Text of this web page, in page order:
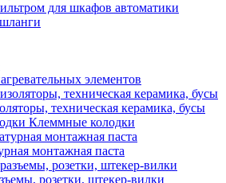
для шкафов автоматики
элементов
техническая керамика, бусы
Клеммные колодки
монтажная паста
розетки, штекер-вилки